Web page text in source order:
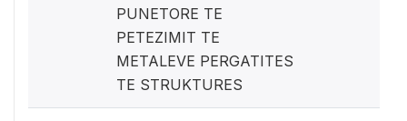
PUNETORE TE
PETEZIMIT TE
METALEVE PERGATITES
TE STRUKTURES